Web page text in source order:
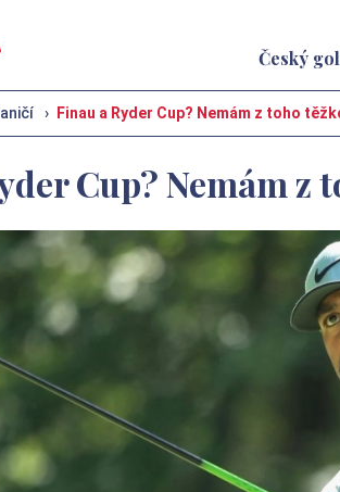
Český
› Finau a Ryder Cup? Nemám z toho
Cup? Nemám